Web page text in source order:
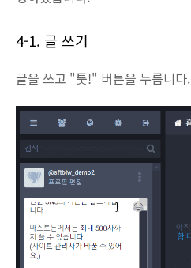
4-1. 글 쓰기
글을 쓰고 "툿!" 버튼을 누릅니다.